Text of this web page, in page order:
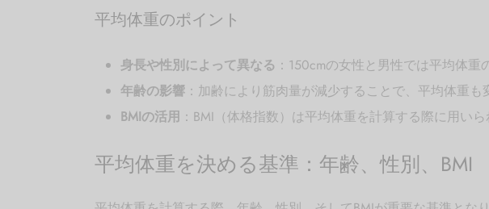
平均体重のポイント
身長や性別によって異なる ：150cmの女性と男性では平均体重
年齢の影響：加齢により筋肉量が減少することで、平均体重も
BMIの活用 ：BMI（体格指数）は平均体重を計算する際に用いら
平均体重を決める基準：年齢、性別、BMI